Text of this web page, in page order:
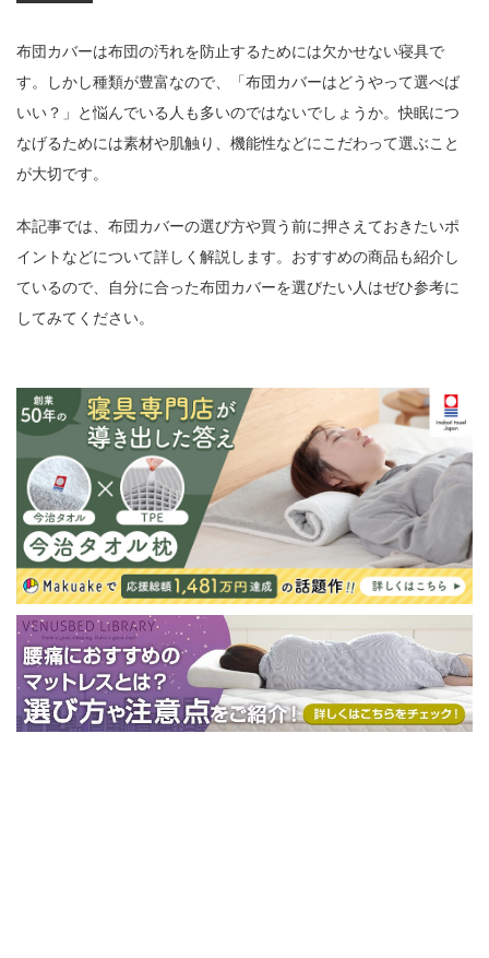
布団カバーは布団の汚れを防止するためには欠かせない寝具で
す。しかし種類が豊富なので、「布団カバーはどうやって選べば
いい？」と悩んでいる人も多いのではないでしょうか。快眠につ
なげるためには素材や肌触り、機能性などにこだわって選ぶこと
が大切です。
本記事では、布団カバーの選び方や買う前に押さえておきたいポ
イントなどについて詳しく解説します。おすすめの商品も紹介し
ているので、自分に合った布団カバーを選びたい人はぜひ参考に
してみてください。